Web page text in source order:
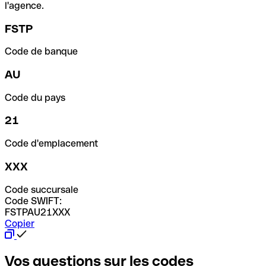
l'agence.
FSTP
Code de banque
AU
Code du pays
21
Code d'emplacement
XXX
Code succursale
Code SWIFT:
FSTPAU21XXX
Copier
Vos questions sur les codes